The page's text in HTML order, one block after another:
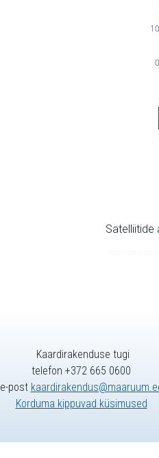
0
10
Satelliitide
Kaardirakenduse tugi
telefon +372 665 0600
e-post
Korduma kippuvad küsimused